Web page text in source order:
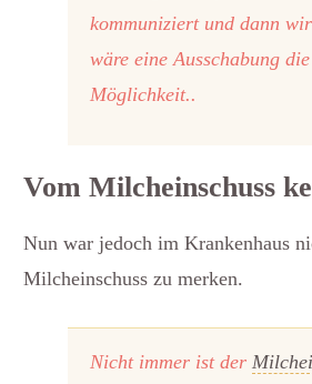
kommuniziert und dann
wäre eine Ausschabung
Möglichkeit..
Vom Milcheinschuss
Nun war jedoch im Krankenhaus
Milcheinschuss zu merken.
Nicht immer ist der